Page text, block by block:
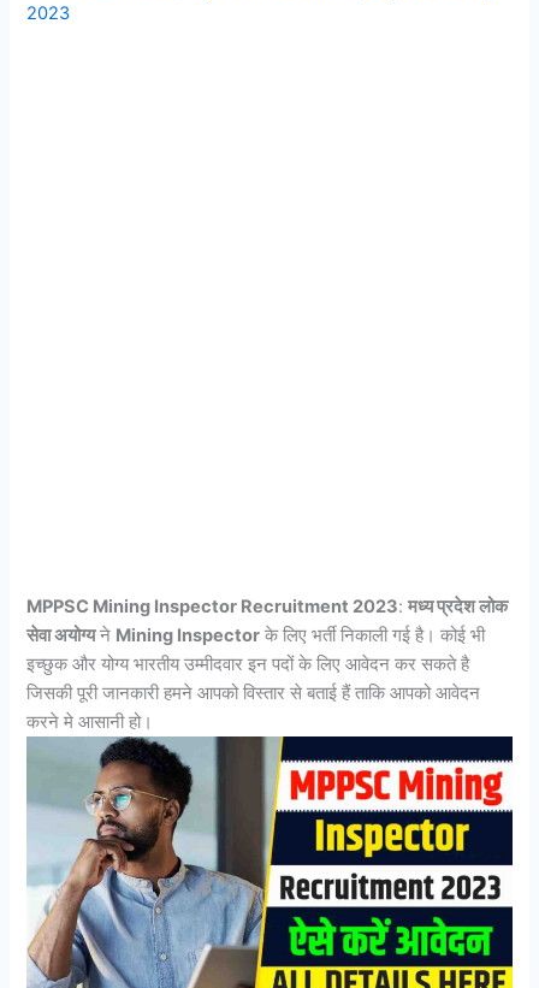
2023
MPPSC Mining Inspector Recruitment 2023:मध्य प्रदेश लोक
सेवा अयोग्यने Mining Inspector के लिए भर्ती निकाली गई है। कोई भी
इच्छुक और योग्य भारतीय उम्मीदवार इन पदों के लिए आवेदन कर सकते है
जिसकी पूरी जानकारी हमने आपको विस्तार से बताई हैं ताकि आपको आवेदन
करने मे आसानी हो।